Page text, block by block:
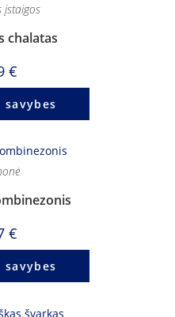
įstaigos
chalatas
€
€